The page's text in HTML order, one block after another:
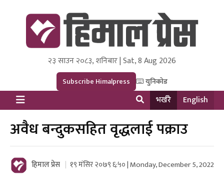
Himal Press
Dot NewsyNepal Media and Research Pvt Ltd.
२३ साउन २०८३, शनिबार | Sat, 8 Aug 2026
Subscribe Himalpress युनिकोड
भर्खरै English
अवैध बन्दुकसहित वृद्धलाई पक्राउ
हिमाल प्रेस १९ मंसिर २०७९ ६:५० | Monday, December 5, 2022